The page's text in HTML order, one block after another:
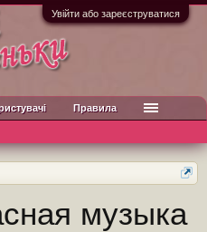
Увійти або зареєструватися
музыка
Правила